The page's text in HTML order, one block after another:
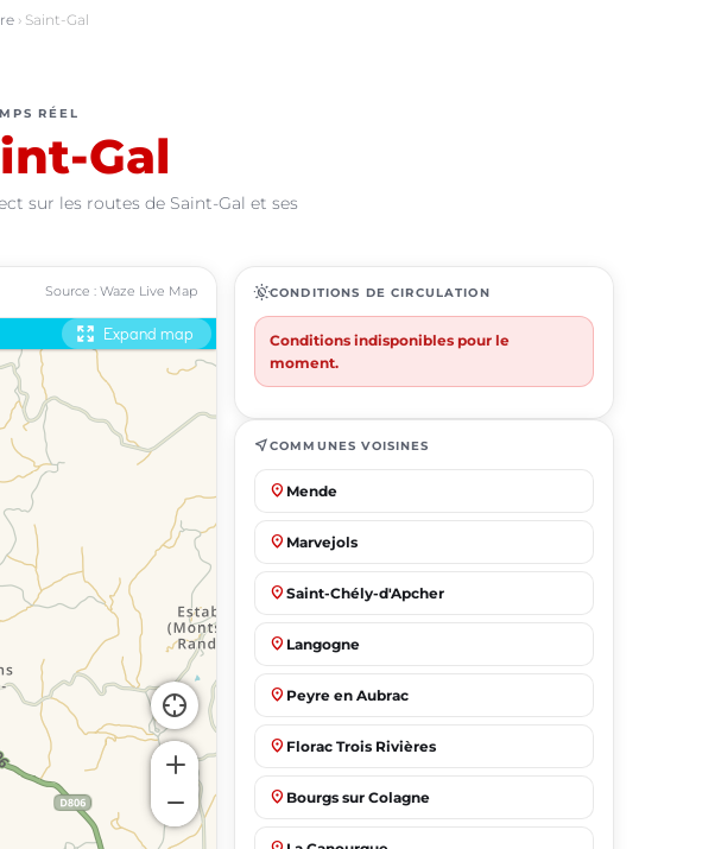
› Saint-Gal
RÉEL
Gal
sur les routes de Saint-Gal et ses
Source : Waze Live Map routineCONDITIONS DE CIRCULATION
Conditions indisponibles pour le
moment.
near_meCOMMUNES VOISINES
place Mende
place Marvejols
place Saint-Chély-d'Apcher
place Langogne
place Peyre en Aubrac
place Florac Trois Rivières
place Bourgs sur Colagne